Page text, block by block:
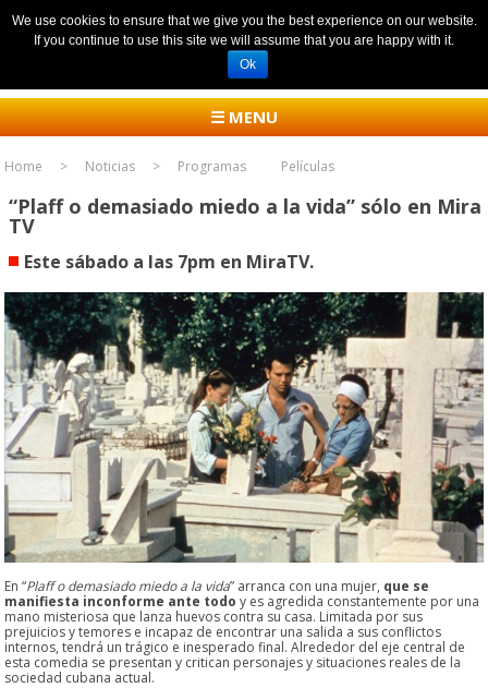
☰ MENU
Home Noticias Programas Películas
“Plaff o demasiado miedo a la vida” sólo en Mira
TV
Este sábado a las 7pm en MiraTV.
En “Plaff o demasiado miedo a la vida” arranca con una mujer, que se
manifiesta inconforme ante todo y es agredida constantemente por una
mano misteriosa que lanza huevos contra su casa. Limitada por sus
prejuicios y temores e incapaz de encontrar una salida a sus conflictos
internos, tendrá un trágico e inesperado final. Alrededor del eje central de
esta comedia se presentan y critican personajes y situaciones reales de la
sociedad cubana actual.
We use cookies to ensure that we give you the best experience on our website.
If you continue to use this site we will assume that you are happy with it.
Ok